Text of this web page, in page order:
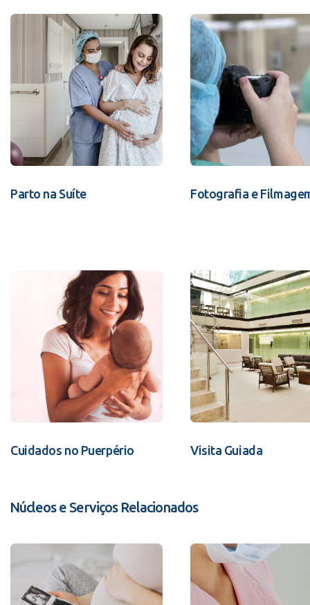
Parto na Suíte Fotografia e
Cuidados no Puerpério Visita Guiada
Núcleos e Serviços Relacionados